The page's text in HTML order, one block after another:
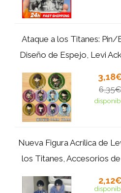
Ataque a los Titanes:
Diseño de Espejo, Levi
6,35€
Nueva Figura Acrílica de
los Titanes, Accesorios de